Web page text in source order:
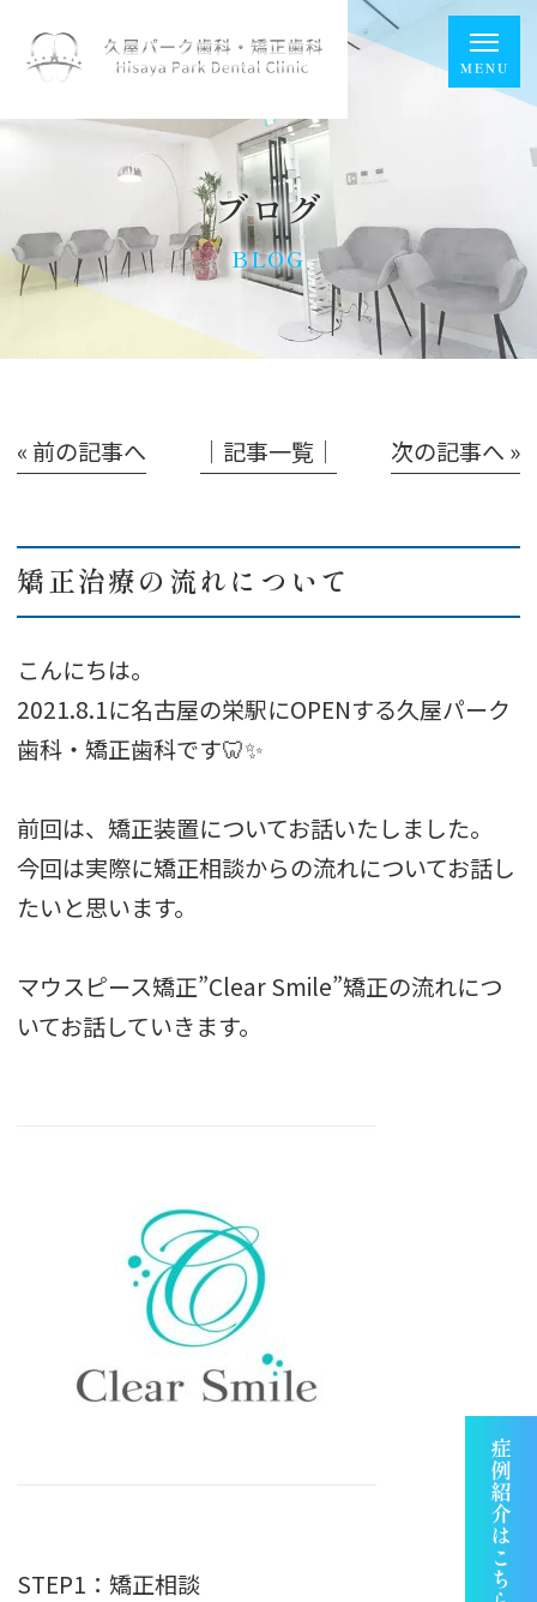
ブログ
BLOG
« 前の記事へ │記事一覧│ 次の記事へ »
矯正治療の流れについて
こんにちは。
2021.8.1に名古屋の栄駅にOPENする久屋パーク
歯科・矯正歯科です🦷✨
前回は、矯正装置についてお話いたしました。
今回は実際に矯正相談からの流れについてお話し
たいと思います。
マウスピース矯正”Clear Smile”矯正の流れにつ
いてお話していきます。
STEP1：矯正相談